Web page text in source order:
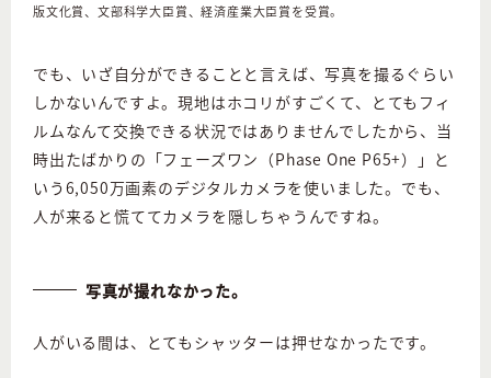
版文化賞、文部科学大臣賞、経済産業大臣賞を受賞。
でも、いざ自分ができることと言えば、写真を撮るぐらい
しかないんですよ。現地はホコリがすごくて、とてもフィ
ルムなんて交換できる状況ではありませんでしたから、当
時出たばかりの「フェーズワン（Phase One P65+）」と
いう6,050万画素のデジタルカメラを使いました。でも、
人が来ると慌ててカメラを隠しちゃうんですね。
写真が撮れなかった。
人がいる間は、とてもシャッターは押せなかったです。